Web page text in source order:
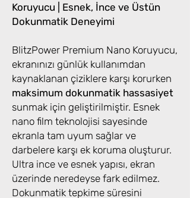
Koruyucu | Esnek, İnce ve Üstün
Dokunmatik Deneyimi
BlitzPower Premium Nano Koruyucu,
ekranınızı günlük kullanımdan
kaynaklanan çiziklere karşı korurken
maksimum dokunmatik hassasiyet
sunmak için geliştirilmiştir. Esnek
nano film teknolojisi sayesinde
ekranla tam uyum sağlar ve
darbelere karşı ek koruma oluşturur.
Ultra ince ve esnek yapısı, ekran
üzerinde neredeyse fark edilmez.
Dokunmatik tepkime süresini